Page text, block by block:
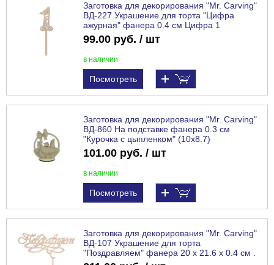
Заготовка для декорирования "Mr. Carving"
ВД-227 Украшение для торта "Цифра
ажурная" фанера 0.4 см Цифра 1
99.00 руб. / шт
в наличии
Посмотреть
Заготовка для декорирования "Mr. Carving"
ВД-860 На подставке фанера 0.3 см
"Курочка с цыпленком" (10х8.7)
101.00 руб. / шт
в наличии
Посмотреть
Заготовка для декорирования "Mr. Carving"
ВД-107 Украшение для торта
"Поздравляем" фанера 20 х 21.6 х 0.4 см .